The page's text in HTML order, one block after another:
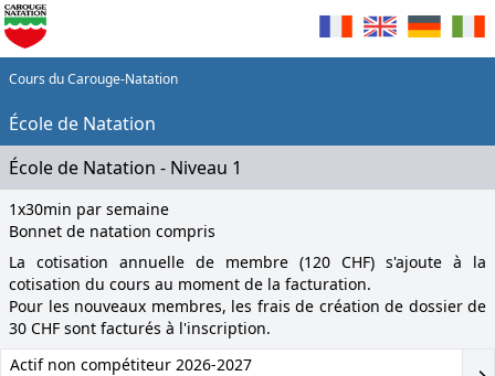
Cours du Carouge-Natation
École de Natation
École de Natation - Niveau 1
1x30min par semaine
Bonnet de natation compris
La cotisation annuelle de membre (120 CHF) s'ajoute à la
cotisation du cours au moment de la facturation.
Pour les nouveaux membres, les frais de création de dossier de
30 CHF sont facturés à l'inscription.
Actif non compétiteur 2026-2027